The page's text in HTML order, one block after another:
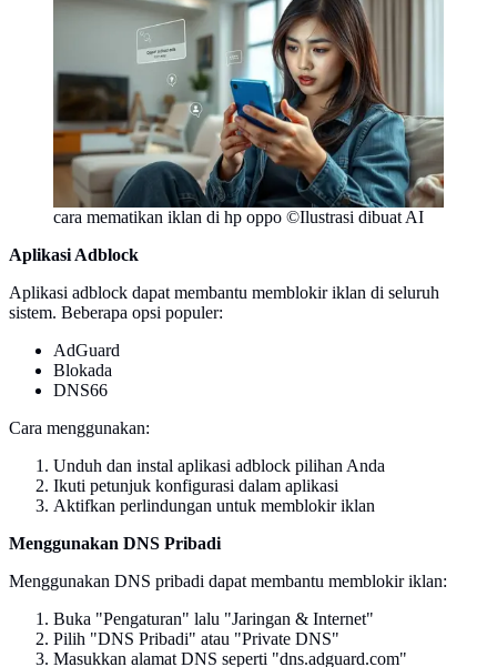
cara mematikan iklan di hp oppo ©Ilustrasi dibuat AI
Aplikasi Adblock
Aplikasi adblock dapat membantu memblokir iklan di seluruh
sistem. Beberapa opsi populer:
AdGuard
Blokada
DNS66
Cara menggunakan:
Unduh dan instal aplikasi adblock pilihan Anda
Ikuti petunjuk konfigurasi dalam aplikasi
Aktifkan perlindungan untuk memblokir iklan
Menggunakan DNS Pribadi
Menggunakan DNS pribadi dapat membantu memblokir iklan:
Buka "Pengaturan" lalu "Jaringan & Internet"
Pilih "DNS Pribadi" atau "Private DNS"
Masukkan alamat DNS seperti "dns.adguard.com"